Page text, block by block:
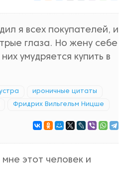
я всех покупателей, и
глаза. Но жену себе
умудряется купить в
ироничные цитаты
Фридрих Вильгельм Ницше
этот человек и